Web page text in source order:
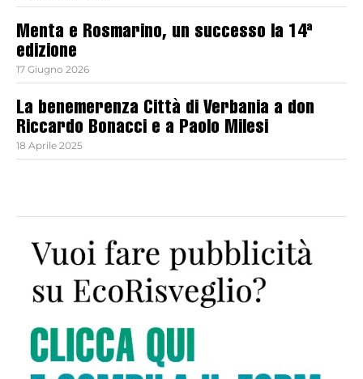
Menta e Rosmarino, un successo la 14ª
edizione
17 Giugno 2026
La benemerenza Città di Verbania a don
Riccardo Bonacci e a Paolo Milesi
18 Aprile 2025